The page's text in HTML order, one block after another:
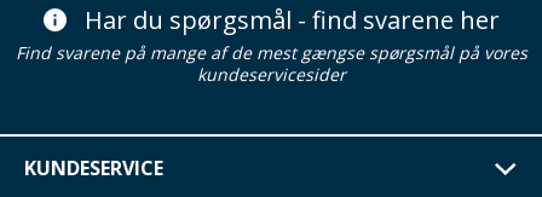
Har du spørgsmål - find svarene her
Find svarene på mange af de mest gængse spørgsmål på vores
kundeservicesider
KUNDESERVICE